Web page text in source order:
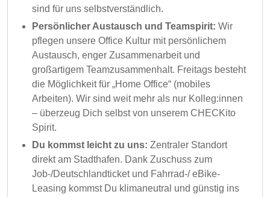
sind für uns selbstverständlich.
Persönlicher Austausch und Teamspirit: Wir
pflegen unsere Office Kultur mit persönlichem
Austausch, enger Zusammenarbeit und
großartigem Teamzusammenhalt. Freitags besteht
die Möglichkeit für „Home Office“ (mobiles
Arbeiten). Wir sind weit mehr als nur Kolleg:innen
– überzeug Dich selbst von unserem CHECKito
Spirit.
Du kommst leicht zu uns: Zentraler Standort
direkt am Stadthafen. Dank Zuschuss zum
Job-/Deutschlandticket und Fahrrad-/ eBike-
Leasing kommst Du klimaneutral und günstig ins